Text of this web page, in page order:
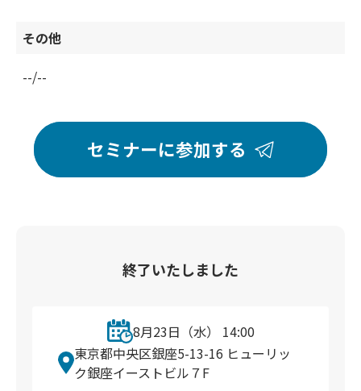
その他
--/--
セミナーに参加する
終了いたしました
8月23日（水） 14:00
東京都中央区銀座5-13-16 ヒューリッ
ク銀座イーストビル７F